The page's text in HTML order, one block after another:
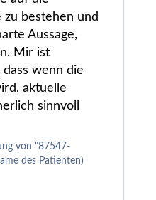
zu bestehen und
Aussage,
Mir ist
wenn die
aktuelle
sinnvoll
von "87547-
des Patienten)